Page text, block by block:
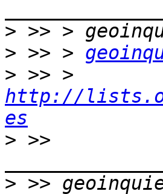
>
> >> >
>
http://
es
> >>
>